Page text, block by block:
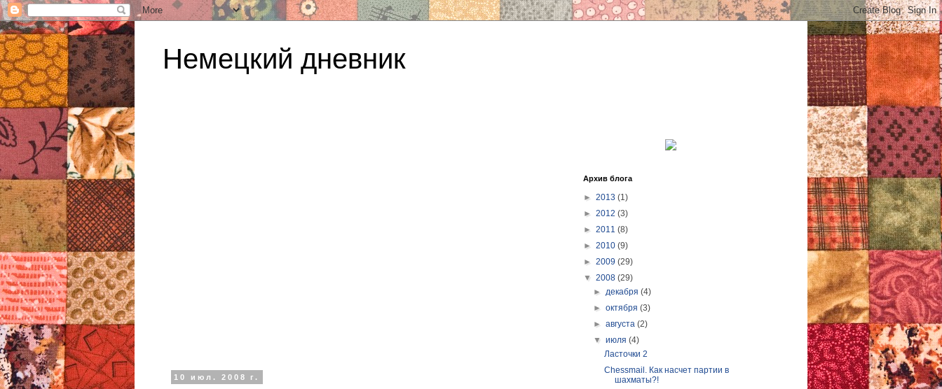
Немецкий дневник
10 июл. 2008 г.
Архив блога
► 2013 (1)
► 2012 (3)
► 2011 (8)
► 2010 (9)
► 2009 (29)
▼ 2008 (29)
►декабря(4)
►октября(3)
►августа(2)
▼июля(4)
Ласточки 2
Chessmail. Как насчет партии в
шахматы?!